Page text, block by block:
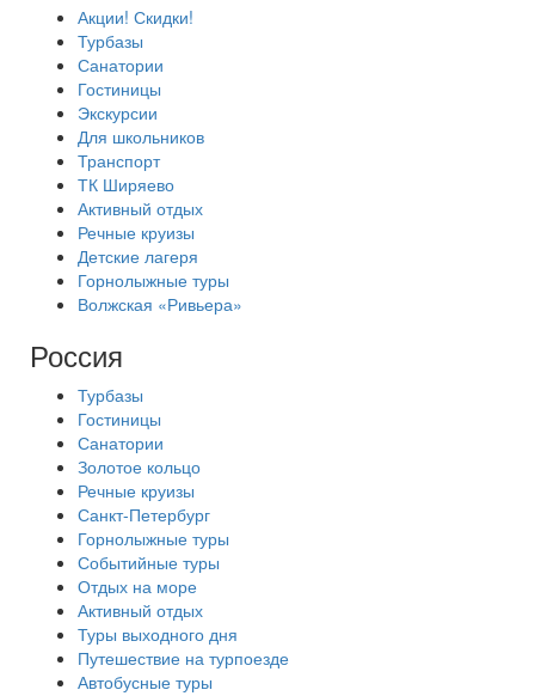
Акции! Скидки!
Турбазы
Санатории
Гостиницы
Экскурсии
Для школьников
Транспорт
ТК Ширяево
Активный отдых
Речные круизы
Детские лагеря
Горнолыжные туры
Волжская «Ривьера»
Россия
Турбазы
Гостиницы
Санатории
Золотое кольцо
Речные круизы
Санкт-Петербург
Горнолыжные туры
Событийные туры
Отдых на море
Активный отдых
Туры выходного дня
Путешествие на турпоезде
Автобусные туры